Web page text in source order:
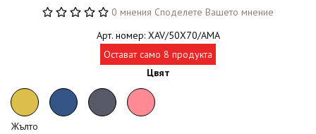
0 мнения Споделете Вашето мнение
Арт. номер: XAV/50X70/AMA
Остават само 8 продукта
Цвят
Жълто